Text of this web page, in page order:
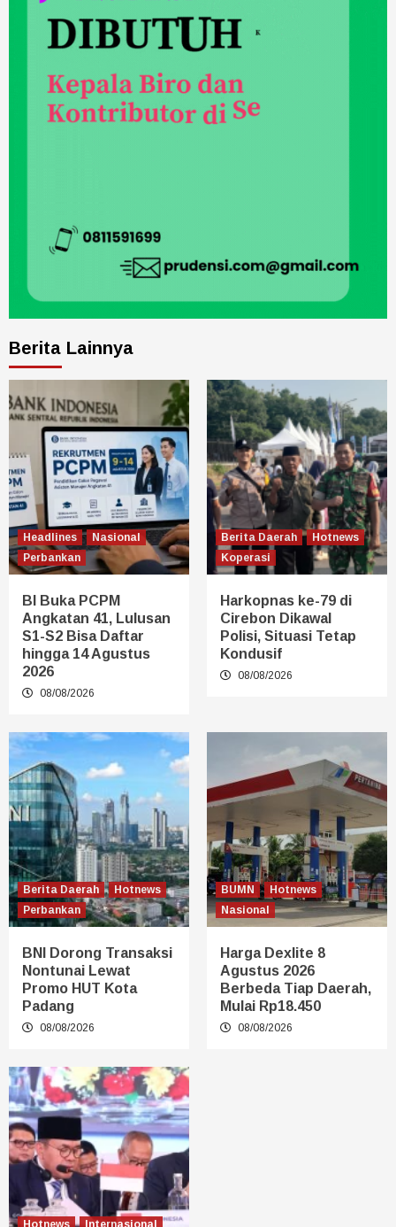
Berita Lainnya
Headlines
Nasional
Perbankan
BI Buka PCPM
Angkatan 41, Lulusan
S1-S2 Bisa Daftar
hingga 14 Agustus
2026
08/08/2026
Berita Daerah
Hotnews
Koperasi
Harkopnas ke-79 di
Cirebon Dikawal
Polisi, Situasi Tetap
Kondusif
08/08/2026
Berita Daerah
Hotnews
Perbankan
BNI Dorong Transaksi
Nontunai Lewat
Promo HUT Kota
Padang
08/08/2026
BUMN
Hotnews
Nasional
Harga Dexlite 8
Agustus 2026
Berbeda Tiap Daerah,
Mulai Rp18.450
08/08/2026
Hotnews Internasional